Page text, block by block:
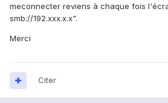
meconnecter reviens à chaque fois
smb://192.xxx.x.x".
Merci
Citer